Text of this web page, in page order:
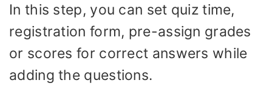
In this step, you can set quiz time,
registration form, pre-assign grades
or scores for correct answers while
adding the questions.